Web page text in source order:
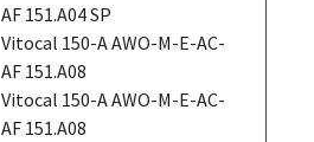
AF 151.A04 SP
Vitocal 150-A AWO-M-E-AC-
AF 151.A08
Vitocal 150-A AWO-M-E-AC-
AF 151.A08